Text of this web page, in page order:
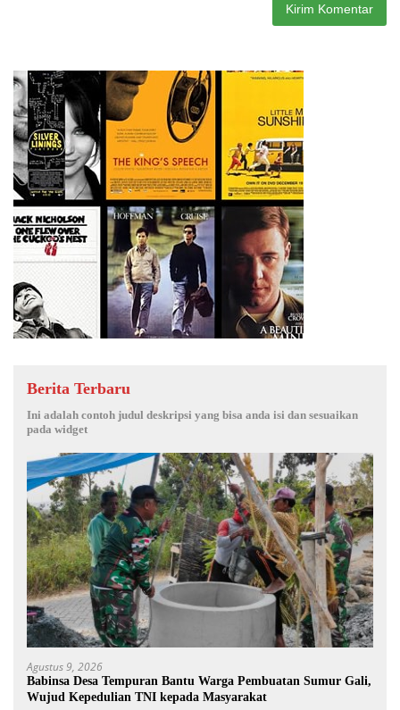
Berita Terbaru
Ini adalah contoh judul deskripsi yang bisa anda isi dan sesuaikan
pada widget
Agustus 9, 2026
Babinsa Desa Tempuran Bantu Warga Pembuatan Sumur Gali,
Wujud Kepedulian TNI kepada Masyarakat